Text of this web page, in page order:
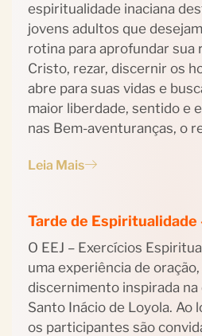
espiritualidade inaciana
jovens adultos que
rotina para aprofundar sua
Cristo, rezar, discernir os
abre para suas vidas e
maior liberdade, sentido e
nas Bem-aventuranças, o
Leia Mais
Tarde de Espiritualidade
O EEJ – Exercícios
uma experiência de
discernimento inspirada
Santo Inácio de Loyola. Ao
os participantes são